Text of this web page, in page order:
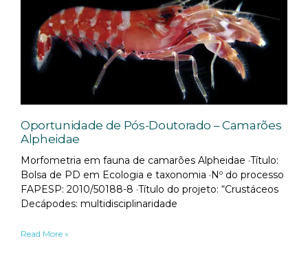
Oportunidade de Pós-Doutorado – Camarões
Alpheidae
Morfometria em fauna de camarões Alpheidae ·Título:
Bolsa de PD em Ecologia e taxonomia ·Nº do processo
FAPESP: 2010/50188-8 ·Título do projeto: “Crustáceos
Decápodes: multidisciplinaridade
Read More »